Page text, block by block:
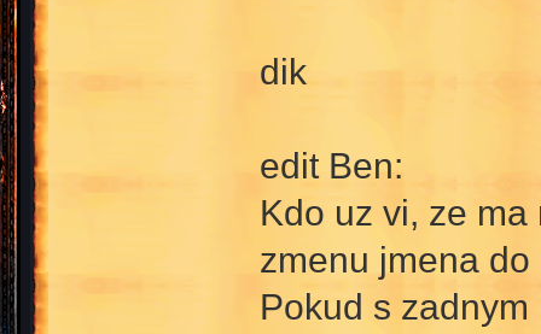
dik
edit Ben:
Kdo uz vi, ze
zmenu jmena
Pokud s